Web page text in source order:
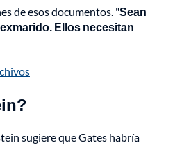
de esos documentos. "Sean
Ellos necesitan
sugiere que Gates habría